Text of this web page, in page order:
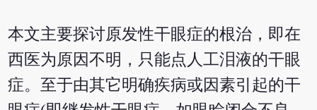
本文主要探讨原发性干眼症的根治，即在
西医为原因不明，只能点人工泪液的干眼
症。至于由其它明确疾病或因素引起的干